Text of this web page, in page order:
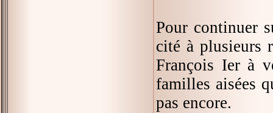
Pour continuer
cité à plusieurs
François Ier à
familles aisées
pas encore.